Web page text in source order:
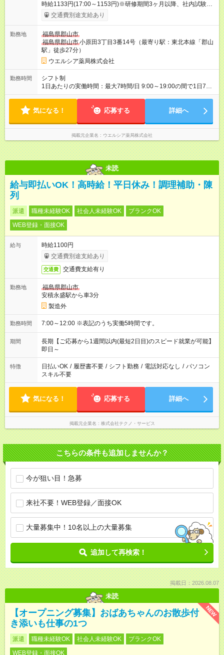
時給1133円(17:00～1153円)※研修期間3ヶ月以降、社内試験に
よる更新判定あり 社内試験合格後、時給＋50～100円の昇給あ
り （大学生は＋20円） 試用期間あり：入社日から3ヶ月間／本
間の長さ：3ヶ月 雇用形態、給与は本採用時と同じです。
交通費別途支給あり
勤務地
福島県郡山市
福島県郡山市小原田3丁目3番14号（最寄り駅：東北本線「郡山
駅」徒歩27分）
ウエルシア薬局株式会社
勤務時間
シフト制
1日あたりの実働時間：最大7時間/日 9:00～19:00の間で1日7時
間の勤務 ☆週3～5日の勤務 ※勤務曜日応相談 ※土曜日勤務でき
気になる！ 応募する 詳細へ
掲載元企業名 ウエルシア薬局株式会社
未読
給与即払いOK！高時給！平日休み！調理補助・陳
列
派遣 職種未経験OK 社会人未経験OK
ブランクOK
WEB登録・面接OK
給与
時給1100円
交通費別途支給あり
交通費 交通費支給有り
勤務地
福島県郡山市
安積永盛駅から車3分
製造外
勤務時間 7:00～12:00 ※表記のうち実働5時間です。
期間
長期【ご応募から1週間以内(最短2日目)のスピード就業が可能】
即日～
特徴 日払いOK / 履歴書不要 / シフト勤務 / 電話対応なし / パソコン
スキル不要
気になる！ 応募する 詳細へ
掲載元企業名 株式会社テクノ・サービス
こちらの条件も追加しませんか？
今が狙い目！急募
来社不要！WEB登録／面接OK
大量募集中！10名以上の大量募集
追加して再検索！
掲載日：2026.08.07
未読
NEW
【オープニング募集】おばあちゃんのお散歩付
き添いも仕事の1つ
派遣 職種未経験OK 社会人未経験OK
ブランクOK
WEB登録・面接OK